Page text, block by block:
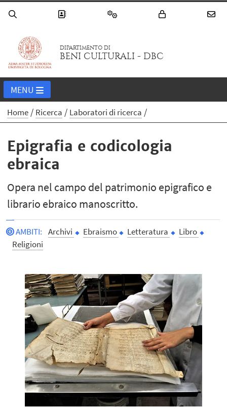
DIPARTIMENTO DI
BENI CULTURALI - DBC
MENU
Home Ricerca Laboratori di ricerca
Epigrafia e codicologia
ebraica
Opera nel campo del patrimonio epigrafico e
librario ebraico manoscritto.
AMBITI: Archivi Ebraismo Letteratura
Libro
Religioni